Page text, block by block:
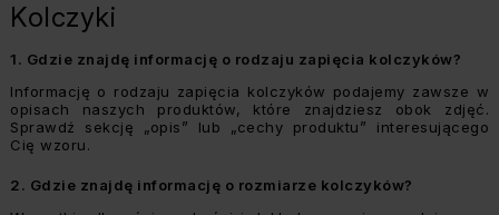
Kolczyki
1. Gdzie znajdę informację o rodzaju zapięcia kolczyków?
Informację o rodzaju zapięcia kolczyków podajemy zawsze w
opisach naszych produktów, które znajdziesz obok zdjęć.
Sprawdź sekcję „opis” lub „cechy produktu” interesującego
Cię wzoru.
2. Gdzie znajdę informację o rozmiarze kolczyków?